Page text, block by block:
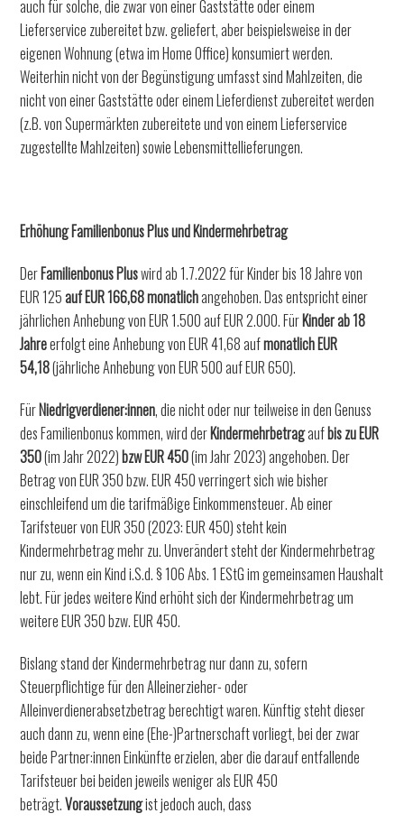
auch für solche, die zwar von einer Gaststätte oder einem
Lieferservice zubereitet bzw. geliefert, aber beispielsweise in der
eigenen Wohnung (etwa im Home Office) konsumiert werden.
Weiterhin nicht von der Begünstigung umfasst sind Mahlzeiten, die
nicht von einer Gaststätte oder einem Lieferdienst zubereitet werden
(z.B. von Supermärkten zubereitete und von einem Lieferservice
zugestellte Mahlzeiten) sowie Lebensmittellieferungen.
Erhöhung Familienbonus Plus und Kindermehrbetrag
DerFamilienbonusPluswird ab 1.7.2022 für Kinder bis 18 Jahre von
EUR 125auf EUR 166,68 monatlichangehoben. Das entspricht einer
jährlichen Anhebung von EUR 1.500 auf EUR 2.000. FürKinder ab 18
Jahreerfolgt eine Anhebung von EUR 41,68 aufmonatlich EUR
54,18(jährliche Anhebung von EUR 500 auf EUR 650).
FürNiedrigverdiener:innen, die nicht oder nur teilweise in den Genuss
des Familienbonus kommen, wird derKindermehrbetragaufbis zu EUR
350(im Jahr 2022)bzwEUR 450(im Jahr 2023) angehoben. Der
Betrag von EUR 350 bzw. EUR 450 verringert sich wie bisher
einschleifend um die tarifmäßige Einkommensteuer. Ab einer
Tarifsteuer von EUR 350 (2023: EUR 450) steht kein
Kindermehrbetrag mehr zu. Unverändert steht der Kindermehrbetrag
nur zu, wenn ein Kind i.S.d. § 106 Abs. 1 EStG im gemeinsamen Haushalt
lebt. Für jedes weitere Kind erhöht sich der Kindermehrbetrag um
weitere EUR 350 bzw. EUR 450.
Bislang stand der Kindermehrbetrag nur dann zu, sofern
Steuerpflichtige für den Alleinerzieher- oder
Alleinverdienerabsetzbetrag berechtigt waren. Künftig steht dieser
auch dann zu, wenn eine (Ehe-)Partnerschaft vorliegt, bei der zwar
beide Partner:innen Einkünfte erzielen, aber die darauf entfallende
Tarifsteuer bei beiden jeweils weniger als EUR 450
beträgt.Voraussetzungist jedoch auch, dass